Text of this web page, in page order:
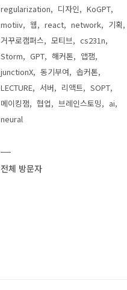
regularization
디자인
KoGPT
motiiv
웹 react network
기획
거꾸로캠퍼스
모티브
cs231n
Storm
GPT 해커톤
앱잼
junctionX
동기부여
솝커톤
LECTURE
서버 리액트
SOPT
메이킹잼
협업 브레인스토밍
ai
neural
전체 방문자